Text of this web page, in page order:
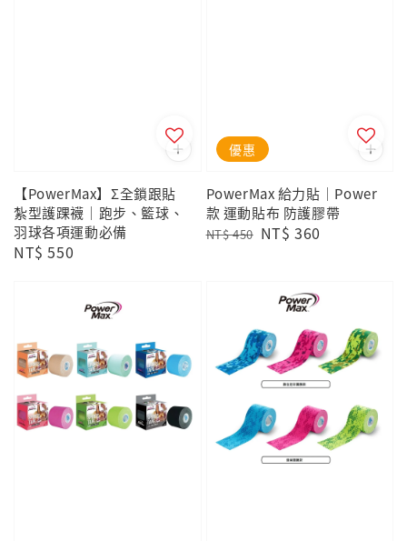
【PowerMax】Σ全鎖跟貼
紮型護踝襪｜跑步、籃球、
羽球各項運動必備
Regular
NT$ 550
優惠
PowerMax 給力貼｜Power
款 運動貼布 防護膠帶
Regular
NT$ 450 Sale
NT$ 360